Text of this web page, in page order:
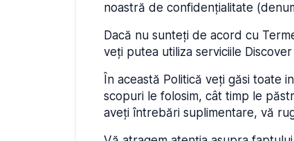
noastră de confidențialitate
Dacă nu sunteți de acord cu
veți putea utiliza serviciile
În această Politică veți găsi
scopuri le folosim, cât timp le
aveți întrebări suplimentare, vă